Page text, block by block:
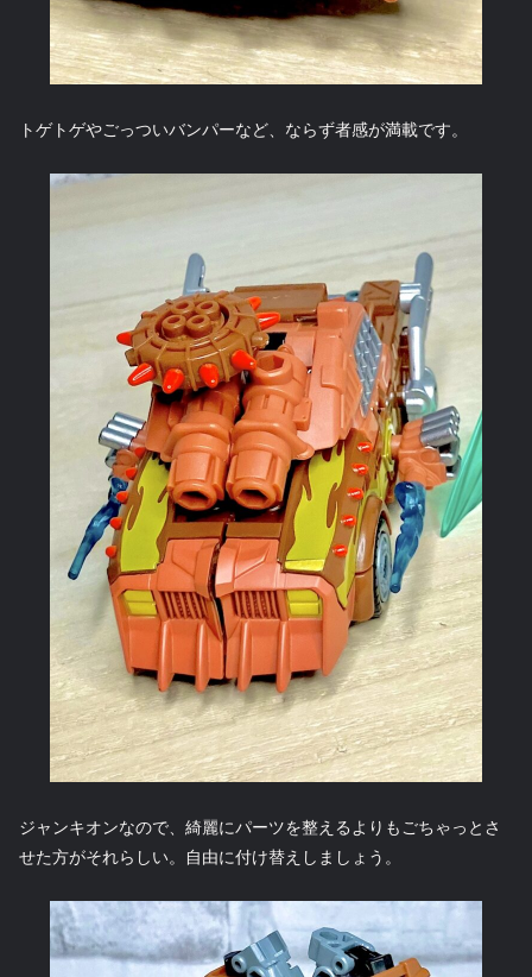
トゲトゲやごっついバンパーなど、ならず者感が満載です。
ジャンキオンなので、綺麗にパーツを整えるよりもごちゃっとさ
せた方がそれらしい。自由に付け替えしましょう。